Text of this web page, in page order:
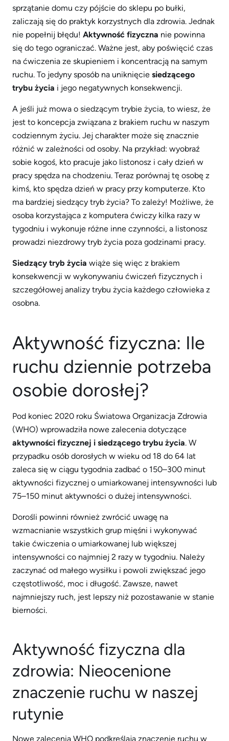
sprzątanie domu czy pójście do sklepu po bułki,
zaliczają się do praktyk korzystnych dla zdrowia. Jednak
nie popełnij błędu! Aktywność fizyczna nie powinna
się do tego ograniczać. Ważne jest, aby poświęcić czas
na ćwiczenia ze skupieniem i koncentracją na samym
ruchu. To jedyny sposób na uniknięcie siedzącego
trybu życia i jego negatywnych konsekwencji.
A jeśli już mowa o siedzącym trybie życia, to wiesz, że
jest to koncepcja związana z brakiem ruchu w naszym
codziennym życiu. Jej charakter może się znacznie
różnić w zależności od osoby. Na przykład: wyobraź
sobie kogoś, kto pracuje jako listonosz i cały dzień w
pracy spędza na chodzeniu. Teraz porównaj tę osobę z
kimś, kto spędza dzień w pracy przy komputerze. Kto
ma bardziej siedzący tryb życia? To zależy! Możliwe, że
osoba korzystająca z komputera ćwiczy kilka razy w
tygodniu i wykonuje różne inne czynności, a listonosz
prowadzi niezdrowy tryb życia poza godzinami pracy.
Siedzący tryb życia wiąże się więc z brakiem
konsekwencji w wykonywaniu ćwiczeń fizycznych i
szczegółowej analizy trybu życia każdego człowieka z
osobna.
Aktywność fizyczna: Ile
ruchu dziennie potrzeba
osobie dorosłej?
Pod koniec 2020 roku Światowa Organizacja Zdrowia
(WHO) wprowadziła nowe zalecenia dotyczące
aktywności fizycznej i siedzącego trybu życia. W
przypadku osób dorosłych w wieku od 18 do 64 lat
zaleca się w ciągu tygodnia zadbać o 150–300 minut
aktywności fizycznej o umiarkowanej intensywności lub
75–150 minut aktywności o dużej intensywności.
Dorośli powinni również zwrócić uwagę na
wzmacnianie wszystkich grup mięśni i wykonywać
takie ćwiczenia o umiarkowanej lub większej
intensywności co najmniej 2 razy w tygodniu. Należy
zaczynać od małego wysiłku i powoli zwiększać jego
częstotliwość, moc i długość. Zawsze, nawet
najmniejszy ruch, jest lepszy niż pozostawanie w stanie
bierności.
Aktywność fizyczna dla
zdrowia: Nieocenione
znaczenie ruchu w naszej
rutynie
Nowe zalecenia WHO podkreślają znaczenie ruchu w